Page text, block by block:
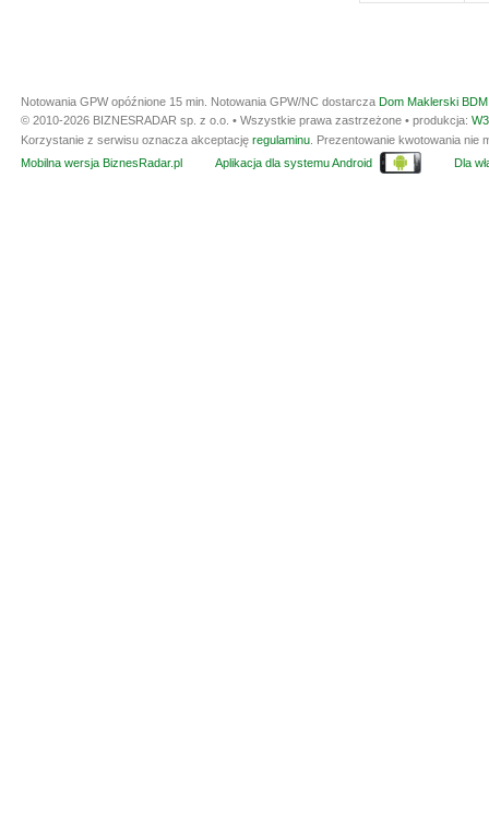
Notowania GPW opóźnione 15 min. Notowania GPW/NC dostarcza Dom Maklerski
© 2010-2026 BIZNESRADAR sp. z o.o. • Wszystkie prawa zastrzeżone • produkcja:
Korzystanie z serwisu oznacza akceptację regulaminu . Prezentowanie kwotowania
Mobilna wersja BiznesRadar.pl
Aplikacja dla systemu Android Dla